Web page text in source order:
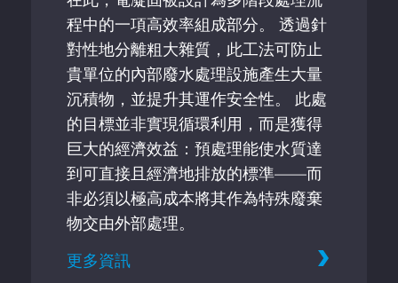
程中的一項高效率組成部分。 透過針
對性地分離粗大雜質，此工法可防止
貴單位的內部廢水處理設施產生大量
沉積物，並提升其運作安全性。 此處
的目標並非實現循環利用，而是獲得
巨大的經濟效益：預處理能使水質達
到可直接且經濟地排放的標準——而
非必須以極高成本將其作為特殊廢棄
物交由外部處理。
更多資訊